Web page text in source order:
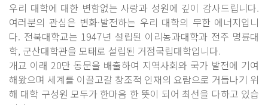
우리 대학에 대한 변함없는 사랑과 성원에 깊이 감사드립니다.
여러분의 관심은 변화·발전하는 우리 대학의 무한 에너지입니
다. 전북대학교는 1947년 설립된 이리농과대학과 전주 명륜대
학, 군산대학관을 모태로 설립된 거점국립대학입니다.
개교 이래 20만 동문을 배출하여 지역사회와 국가 발전에 기여
해왔으며 세계를 이끌고갈 창조적 인재의 요람으로 거듭나기 위
해 대학 구성원 모두가 한마음 한 뜻이 되어 최선을 다하고 있습